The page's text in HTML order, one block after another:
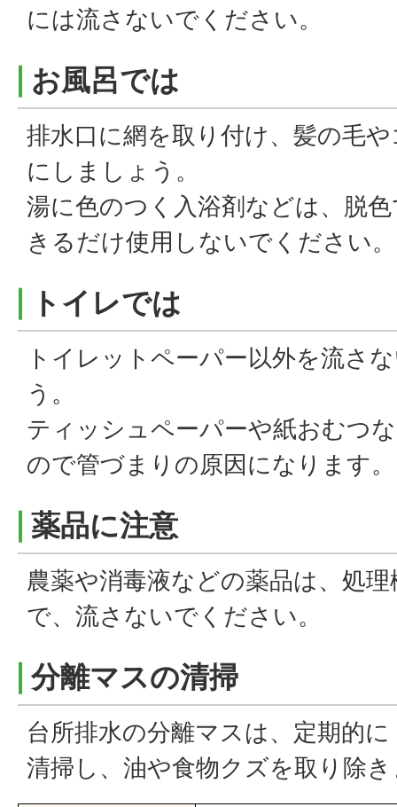
には流さないでください。
お風呂では
排水口に網を取り付け、髪の毛
にしましょう。
湯に色のつく入浴剤などは、脱
きるだけ使用しないでください。
トイレでは
トイレットペーパー以外を流さ
う。
ティッシュペーパーや紙おむつ
ので管づまりの原因になります。
薬品に注意
農薬や消毒液などの薬品は、処
で、流さないでください。
分離マスの清掃
台所排水の分離マスは、定期的
清掃し、油や食物クズを取り除